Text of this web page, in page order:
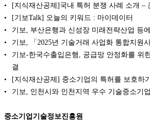
[지식재산공제]국내 특허 분쟁 사례 소개 –
[기보Talk] 오늘의 키워드 : 마이데이터
기보, 부산은행과 신성장 미래전략산업 등
기보, 「2025년 기술거래 사업화 통합지원
기보-한국수출입은행, 공급망 안정화를 위
결
[지식재산공제] 중소기업의 특허를 보호하
기보, 인천시와 인천지역 우수 기술중소기
중소기업기술정보진흥원